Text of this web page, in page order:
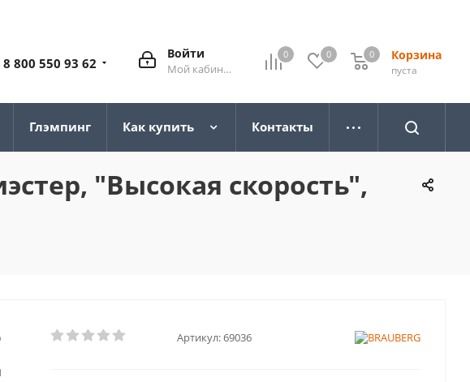
0 0 Корзина
0
пуста
0
Войти
Мой кабинет
8 800 550 93 62
Глэмпинг Как купить Контакты
"Высокая скорость",
Артикул:69036